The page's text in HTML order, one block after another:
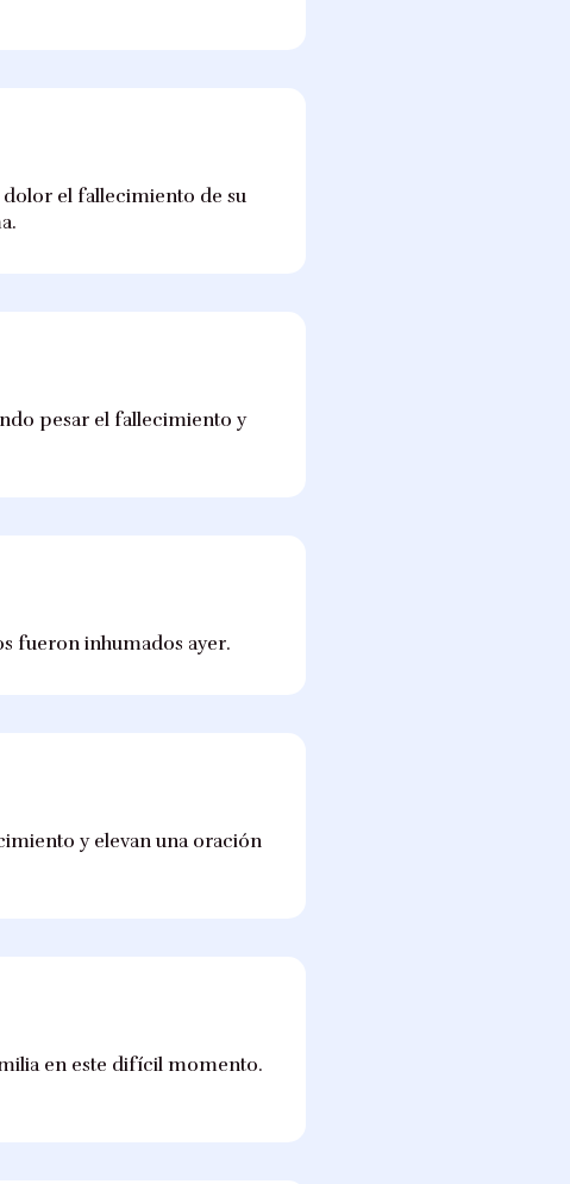
dolor el fallecimiento de su
pesar el fallecimiento y
fueron inhumados ayer.
y elevan una oración
en este difícil momento.